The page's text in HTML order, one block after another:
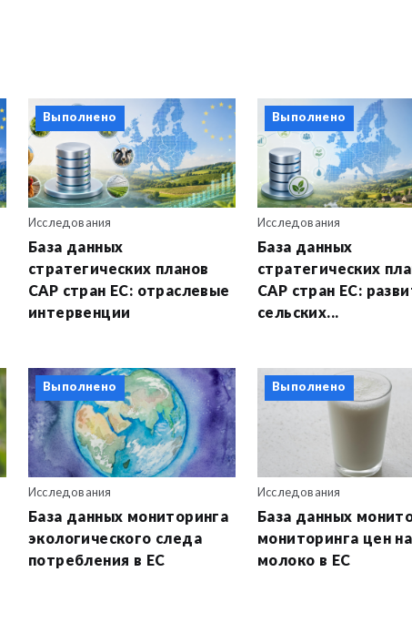
Выполнено
Исследования
База данных
стратегических планов
CAP стран ЕС: отраслевые
интервенции
Выполнено
Исследования
База данных
стратегических
CAP стран ЕС:
сельских...
Выполнено
Исследования
База данных мониторинга
экологического следа
потребления в ЕС
Выполнено
Исследования
База данных
мониторинга цен
молоко в ЕС